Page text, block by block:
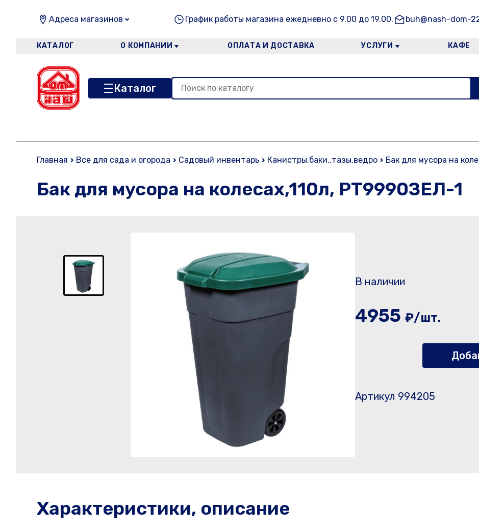
Адреса магазинов График работы магазина ежедневно с 9.00 до 19.00. buh@nash-dom-
КАТАЛОГ О КОМПАНИИ ОПЛАТА И ДОСТАВКА УСЛУГИ КАФЕ
Каталог
Главная Все для сада и огорода Садовый инвентарь Канистры,баки,,тазы,ведро Бак для мусора на
Бак для мусора на колесах,110л, PT9990ЗЕЛ-1
В наличии
4955 ₽/шт.
Артикул 994205
Характеристики, описание